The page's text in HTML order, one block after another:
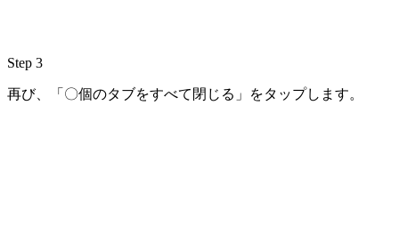
Step 3
再び、「〇個のタブをすべて閉じる」をタップします。